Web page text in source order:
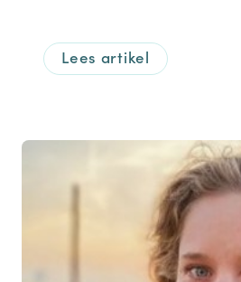
Lees artikel